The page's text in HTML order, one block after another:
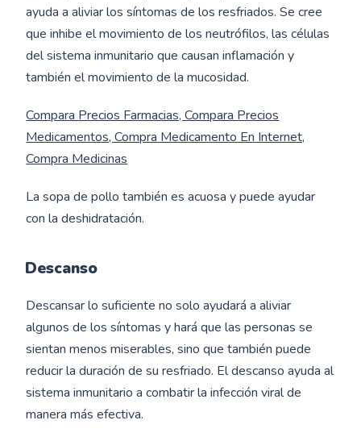
ayuda a aliviar los síntomas de los resfriados. Se cree
que inhibe el movimiento de los neutrófilos, las células
del sistema inmunitario que causan inflamación y
también el movimiento de la mucosidad.
Compara Precios Farmacias, Compara Precios
Medicamentos, Compra Medicamento En Internet,
Compra Medicinas
La sopa de pollo también es acuosa y puede ayudar
con la deshidratación.
Descanso
Descansar lo suficiente no solo ayudará a aliviar
algunos de los síntomas y hará que las personas se
sientan menos miserables, sino que también puede
reducir la duración de su resfriado. El descanso ayuda al
sistema inmunitario a combatir la infección viral de
manera más efectiva.